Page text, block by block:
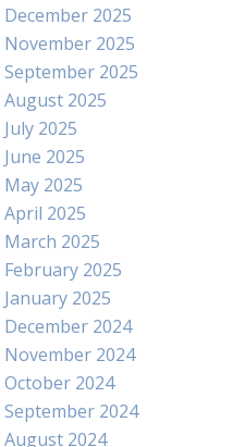
December 2025
November 2025
September 2025
August 2025
July 2025
June 2025
May 2025
April 2025
March 2025
February 2025
January 2025
December 2024
November 2024
October 2024
September 2024
August 2024